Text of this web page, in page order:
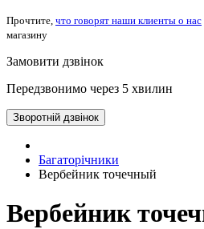
Прочтите, что говорят наши клиенты о нас
магазину
Замовити дзвінок
Передзвонимо через 5 хвилин
Зворотній дзвінок
Багаторічники
Вербейник точечный
Вербейник